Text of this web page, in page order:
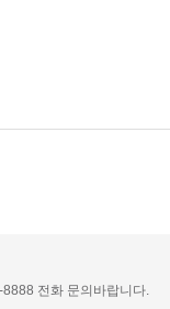
전화 문의바랍니다.